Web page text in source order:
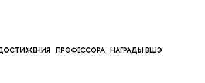
ПРОФЕССОРА НАГРАДЫ ВШЭ